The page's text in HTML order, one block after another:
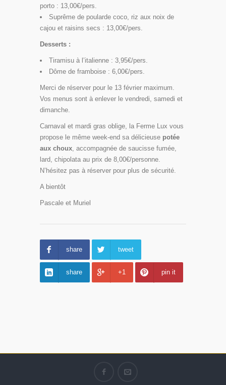
porto : 13,00€/pers.
Suprême de poularde coco, riz aux noix de
cajou et raisins secs : 13,00€/pers.
Desserts :
Tiramisu à l’italienne : 3,95€/pers.
Dôme de framboise : 6,00€/pers.
Merci de réserver pour le 13 février maximum.
Vos menus sont à enlever le vendredi, samedi et
dimanche.
Carnaval et mardi gras oblige, la Ferme Lux vous
propose le même week-end sa délicieuse potée
aux choux, accompagnée de saucisse fumée,
lard, chipolata au prix de 8,00€/personne.
N’hésitez pas à réserver pour plus de sécurité.
A bientôt
Pascale et Muriel
share tweet
share +1 pin it